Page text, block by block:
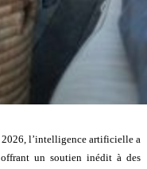
2026, l’intelligence artificielle a
un soutien inédit à des